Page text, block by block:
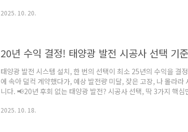
방지) 알아보기 신재생에너지 참여(태양광 시공) 기업 리스트 시
2025. 10. 20.
태양광 발전 시스템 설치, 한 번의 선택이 최소 25년의 수익을 결
에 속아 덜컥 계약했다가, 예상 발전량 미달, 잦은 고장, 나 몰라
니다. 📢20년 후회 없는 태양광 발전? 시공사 선택, 딱 3가지 핵
깨달았습니다. 성공적인 태양광 사업의 시작은 '믿을 수 있는 시공
2025. 10. 18.